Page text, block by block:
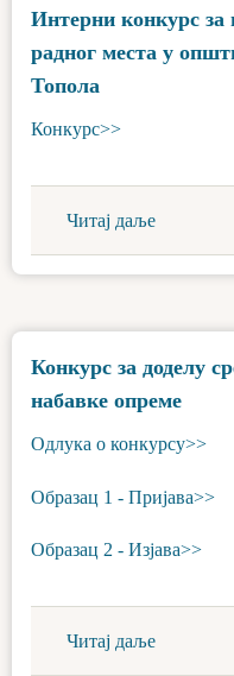
Интерни конкурс
радног места у
Топола
Конкурс>>
Читај даље
Конкурс за доделу
набавке опреме
Одлука о конкурсу>>
Образац 1 - Пријава>>
Образац 2 - Изјава>>
Читај даље